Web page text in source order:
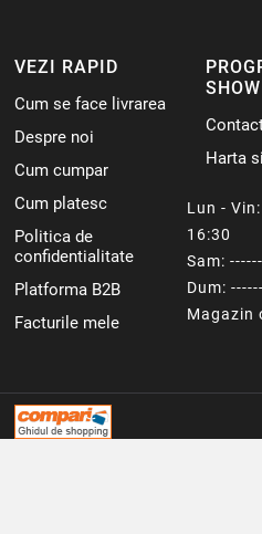
VEZI RAPID
Cum se face livrarea
Despre noi
Cum cumpar
Cum platesc
Politica de
confidentialitate
Platforma B2B
Facturile mele
Harta
Lun -
16:30
Sam:
Dum:
Magazin